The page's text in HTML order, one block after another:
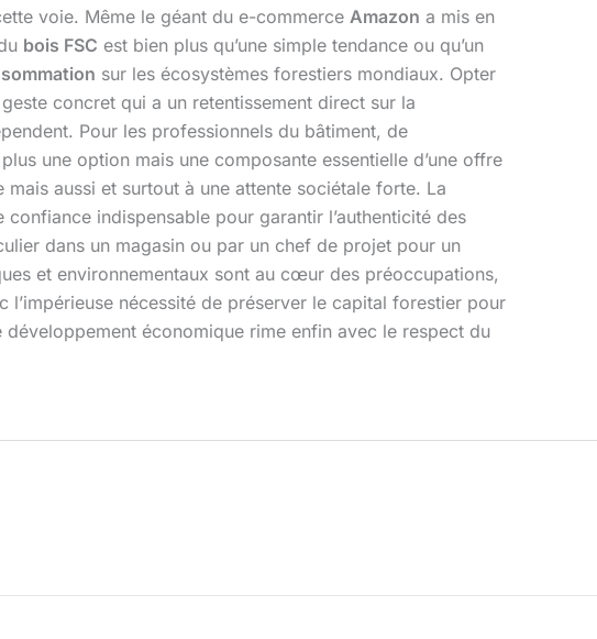
voie. Même le géant du e-commerce Amazon a mis en
bois FSC est bien plus qu’une simple tendance ou qu’un
sur les écosystèmes forestiers mondiaux. Opter
concret qui a un retentissement direct sur la
Pour les professionnels du bâtiment, de
une option mais une composante essentielle d’une offre
aussi et surtout à une attente sociétale forte. La
indispensable pour garantir l’authenticité des
dans un magasin ou par un chef de projet pour un
et environnementaux sont au cœur des préoccupations,
l’impérieuse nécessité de préserver le capital forestier pour
économique rime enfin avec le respect du